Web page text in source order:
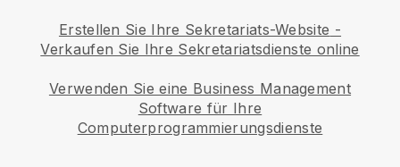
Erstellen Sie Ihre Sekretariats-Website -
Verkaufen Sie Ihre Sekretariatsdienste online
Verwenden Sie eine Business Management
Software für Ihre
Computerprogrammierungsdienste